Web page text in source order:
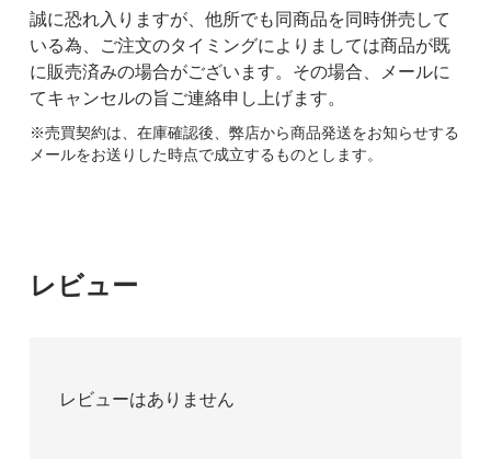
誠に恐れ入りますが、他所でも同商品を同時併売して
いる為、ご注文のタイミングによりましては商品が既
に販売済みの場合がございます。その場合、メールに
てキャンセルの旨ご連絡申し上げます。
※売買契約は、在庫確認後、弊店から商品発送をお知らせする
メールをお送りした時点で成立するものとします。
レビュー
レビューはありません